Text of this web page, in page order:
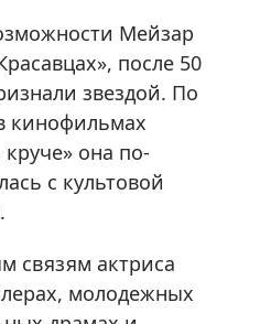
Мейзар
после 50
звездой. По
кинофильмах
она по-
с культовой
связям актриса
молодежных